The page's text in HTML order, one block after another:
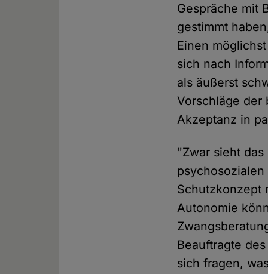
Gespräche mit
gestimmt
Einen
sich nach
als äußerst
Vorschläge der
Akzeptanz in
"Zwar sieht
Schutzkonzept
Autonomie
Beauftragte des
sich fragen,